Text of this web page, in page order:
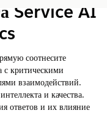
Service AI
соотнесите
с критическими
взаимодействий.
и качества.
ответов и их влияние